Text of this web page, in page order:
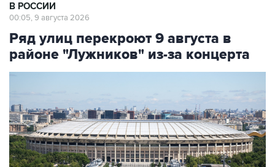
В РОССИИ
00:05, 9 августа 2026
Ряд улиц перекроют 9 августа в
районе "Лужников" из-за концерта